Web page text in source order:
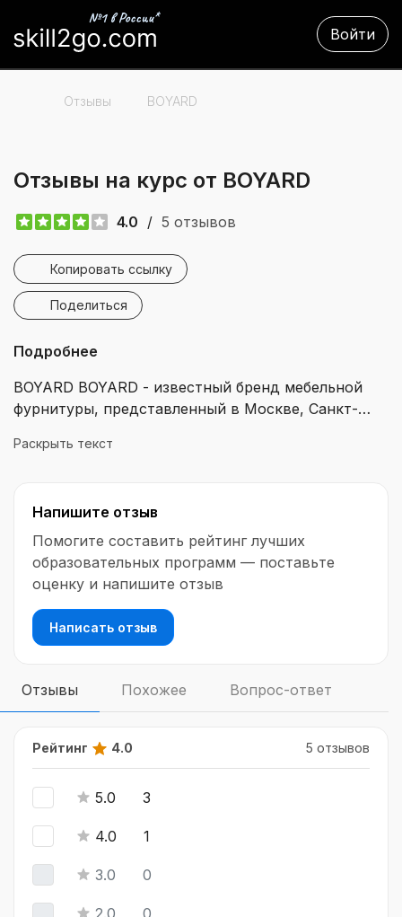
Войти
Отзывы BOYARD
Отзывы на курс от BOYARD
4.0 / 5 отзывов
Копировать ссылку
Поделиться
Подробнее
BOYARD BOYARD - известный бренд мебельной
фурнитуры, представленный в Москве, Санкт-
Здесь вы найдете широкий ассортимент
мебельные петли, выдвижные корзины, сушки для
посуды, кухонные аксессуары, газовые лифты,
антресольные петли, поддоны, замки для мебели
и навесы для шкафов. BOYARD BOYARD
для вашей мебели, которые помогут создать
комфортное и функциональное пространство.
Раскрыть текст
Напишите отзыв
Помогите составить рейтинг лучших
образовательных программ — поставьте
оценку и напишите отзыв
Написать отзыв
Отзывы Похожее Вопрос-ответ
Рейтинг 4.0 5 отзывов
5.0 3
4.0 1
3.0 0